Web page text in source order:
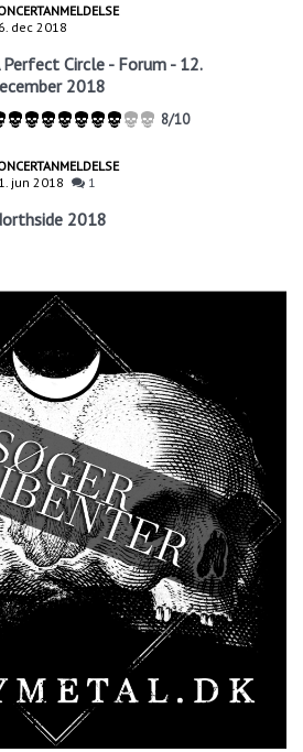
dec 2018
Perfect Circle - Forum - 12.
2018
8/10
jun 2018
1
2018